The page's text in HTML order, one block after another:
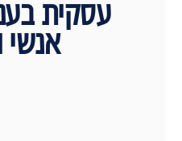
עסקית
אנשי